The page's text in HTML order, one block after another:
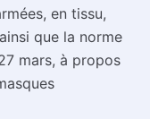
en tissu,
que la norme
mars, à propos